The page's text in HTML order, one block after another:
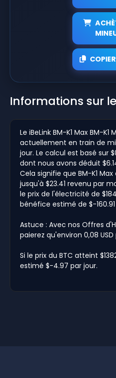
Informations sur
Le iBeLink BM-K1 Max BM-K1
actuellement en train de
jour. Le calcul est basé sur
dont nous avons déduit
Cela signifie que BM-K1
jusqu'à $23.41 revenu par
le prix de l'électricité de
bénéfice estimé de $-
Astuce : Avec nos Offres
paierez qu'environ 0,08 USD
Si le prix du BTC atteint
estimé $-4.97 par jour.